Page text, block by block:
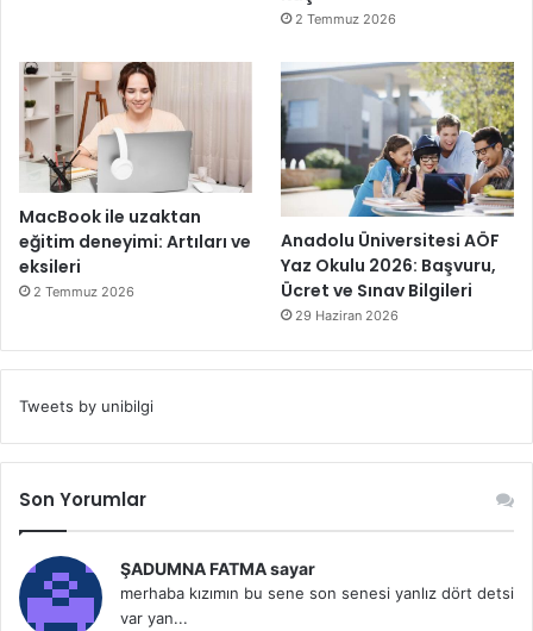
2 Temmuz 2026
MacBook ile uzaktan
eğitim deneyimi: Artıları ve
eksileri
2 Temmuz 2026
Anadolu Üniversitesi AÖF
Yaz Okulu 2026: Başvuru,
Ücret ve Sınav Bilgileri
29 Haziran 2026
Tweets by unibilgi
Son Yorumlar
ŞADUMNA FATMA sayar
merhaba kızımın bu sene son senesi yanlız dört detsi
var yan...